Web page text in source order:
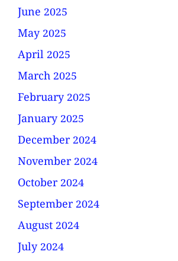
June 2025
May 2025
April 2025
March 2025
February 2025
January 2025
December 2024
November 2024
October 2024
September 2024
August 2024
July 2024